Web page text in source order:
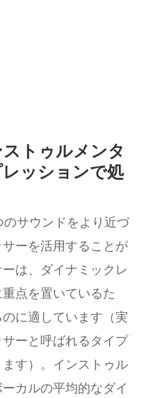
トゥルメンタ
ッションで処
サウンドをより近づ
ーを活用することが
は、ダイナミックレ
点を置いているた
に適しています（実
ーと呼ばれるタイプ
す）。インストゥル
カルの平均的なダイ